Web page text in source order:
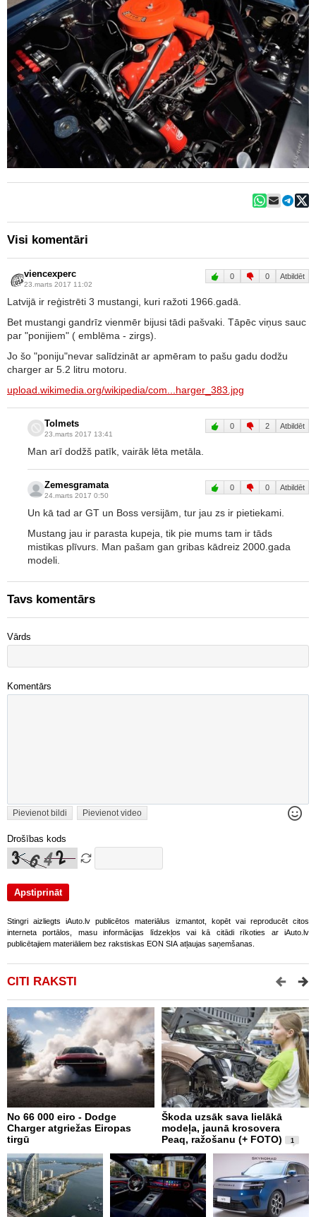
Visi komentāri
viencexperc
23.marts 2017 11:02
0 0 Atbildēt
Latvijā ir reģistrēti 3 mustangi, kuri ražoti 1966.gadā.
Bet mustangi gandrīz vienmēr bijusi tādi pašvaki. Tāpēc viņus sauc
par "ponijiem" ( emblēma - zirgs).
Jo šo "poniju"nevar salīdzināt ar apmēram to pašu gadu dodžu
charger ar 5.2 litru motoru.
upload.wikimedia.org/wikipedia/com...harger_383.jpg
Tolmets
23.marts 2017 13:41
0 2 Atbildēt
Man arī dodžš patīk, vairāk lēta metāla.
Zemesgramata
24.marts 2017 0:50
0 0 Atbildēt
Un kā tad ar GT un Boss versijām, tur jau zs ir pietiekami.
Mustang jau ir parasta kupeja, tik pie mums tam ir tāds
mistikas plīvurs. Man pašam gan gribas kādreiz 2000.gada
modeli.
Tavs komentārs
Vārds
Komentārs
Pievienot bildi Pievienot video
Drošības kods
Stingri aizliegts iAuto.lv publicētos materiālus izmantot, kopēt vai reproducēt citos
interneta portālos, masu informācijas līdzekļos vai kā citādi rīkoties ar iAuto.lv
publicētajiem materiāliem bez rakstiskas EON SIA atļaujas saņemšanas.
CITI RAKSTI
No 66 000 eiro - Dodge
Charger atgriežas Eiropas
tirgū
Škoda uzsāk sava lielākā
modeļa, jaunā krosovera
Peaq, ražošanu (+ FOTO)
1